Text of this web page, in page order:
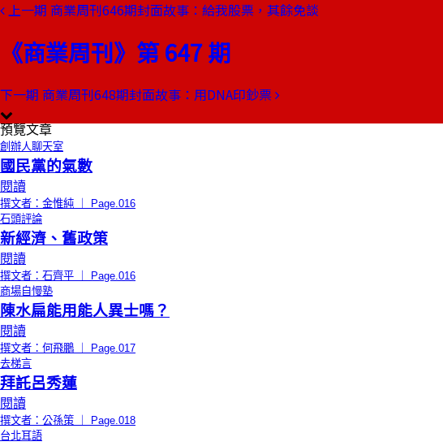
上一期 商業周刊646期封面故事：給我股票，其餘免談
《商業周刊》第 647 期
下一期 商業周刊648期封面故事：用DNA印鈔票
馬上查詢 進階搜尋
本期目錄
預覽文章
創辦人聊天室
國民黨的氣數
閱讀
撰文者：金惟純 ｜ Page.016
石頭評論
新經濟、舊政策
閱讀
撰文者：石齊平 ｜ Page.016
商場自慢塾
陳水扁能用能人異士嗎？
閱讀
撰文者：何飛鵬 ｜ Page.017
去梯言
拜託呂秀蓮
閱讀
撰文者：公孫策 ｜ Page.018
台北耳語